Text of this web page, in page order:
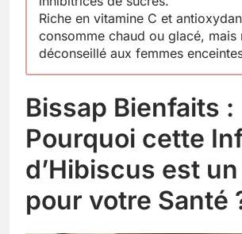
Riche en vitamine C et
consomme chaud ou glacé, mais
déconseillé aux femmes
Bissap Bienfaits :
Pourquoi cette
d’Hibiscus est
pour votre Santé